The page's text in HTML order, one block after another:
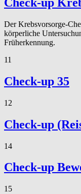
Der Krebsvorsorge-
körperliche
Früherkennung.
11
Check-up 35
12
Check-up
14
Check-up
15